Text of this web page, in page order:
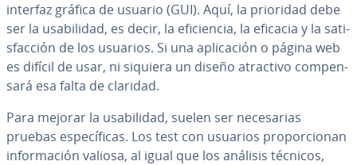
interfaz gráfica de usuario (GUI). Aquí, la prioridad debe
ser la usa­bi­li­dad, es decir, la efi­cie­n­cia, la eficacia y la sa­ti­
s­fa­c­ción de los usuarios. Si una apli­ca­ción o página web
es difícil de usar, ni siquiera un diseño atractivo co­m­pe­n­
sa­rá esa falta de claridad.
Para mejorar la usa­bi­li­dad, suelen ser ne­ce­sa­rias
pruebas es­pe­cí­fi­cas. Los test con usuarios pro­po­r­cio­nan
in­fo­r­ma­ción valiosa, al igual que los análisis técnicos,